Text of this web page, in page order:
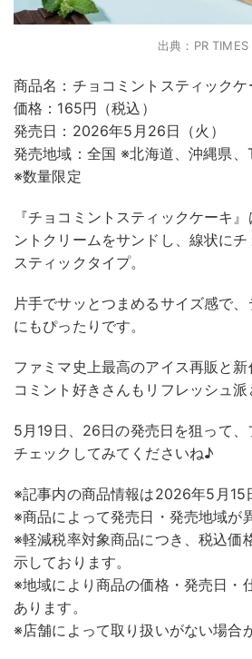
出典：PR TIMES
商品名：チョコミントスティックケ
価格：165円（税込）
発売日：2026年5月26日（火）
発売地域：全国 ※北海道、沖縄県、
※数量限定
『チョコミントスティックケーキ
ントクリームをサンドし、線状に
スティックタイプ。
片手でサッとつまめるサイズ感で
にもぴったりです。
ファミマ史上最高のアイス再販と
コミント好きさんもリフレッシュ派
5月19日、26日の発売日を狙って
チェックしてみてくださいね♪
※記事内の商品情報は2026年5月15
※商品によって発売日・発売地域が
※軽減税率対象商品につき、税込価
示しております。
※地域により商品の価格・発売日・
あります。
※店舗によって取り扱いがない場合